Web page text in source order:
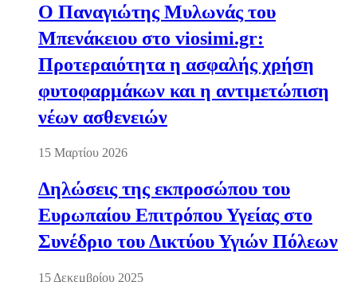
Ο Παναγιώτης Μυλωνάς του
Μπενάκειου στο viosimi.gr:
Προτεραιότητα η ασφαλής χρήση
φυτοφαρμάκων και η αντιμετώπιση
νέων ασθενειών
15 Μαρτίου 2026
Δηλώσεις της εκπροσώπου του
Ευρωπαίου Επιτρόπου Υγείας στο
Συνέδριο του Δικτύου Υγιών Πόλεων
15 Δεκεμβρίου 2025